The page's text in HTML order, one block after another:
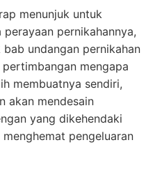
menunjuk untuk
pernikahannya,
undangan pernikahan
mengapa
membuatnya sendiri,
akan mendesain
yang dikehendaki
pengeluaran